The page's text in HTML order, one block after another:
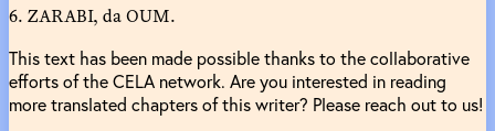
6. ZARABI, da OUM.
This text has been made possible thanks to the collaborative
efforts of the CELA network. Are you interested in reading
more translated chapters of this writer? Please reach out to us!